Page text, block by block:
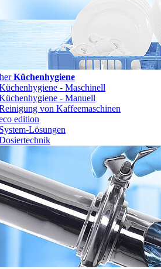
Küchenhygiene
- Maschinell
- Manuell
von Kaffeemaschinen
edition
System-Lösungen